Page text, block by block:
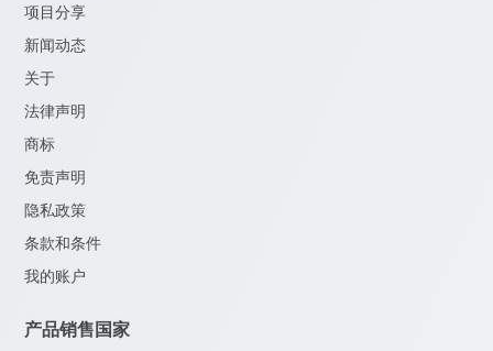
项目分享
新闻动态
关于
法律声明
商标
免责声明
隐私政策
条款和条件
我的账户
产品销售国家